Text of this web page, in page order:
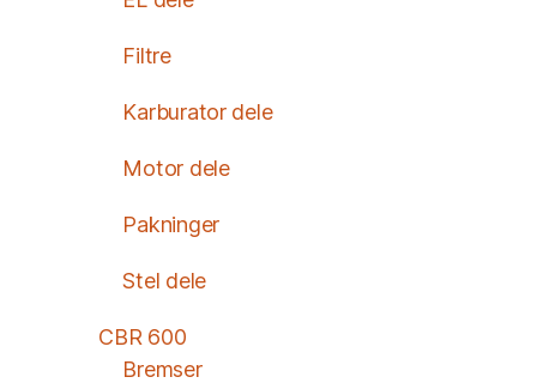
Filtre
Karburator dele
Motor dele
Pakninger
Stel dele
CBR 600
Bremser